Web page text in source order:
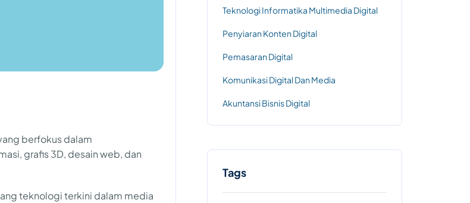
berfokus dalam
grafis 3D, desain web, dan
teknologi terkini dalam media
Teknologi Informatika Multimedia Digital
Penyiaran Konten Digital
Pemasaran Digital
Komunikasi Digital Dan Media
Akuntansi Bisnis Digital
Tags